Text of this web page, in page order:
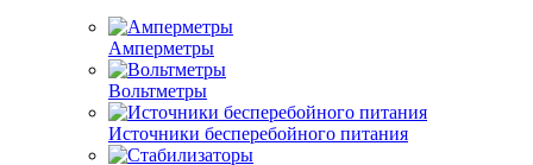
Амперметры
Вольтметры
Источники бесперебойного питания